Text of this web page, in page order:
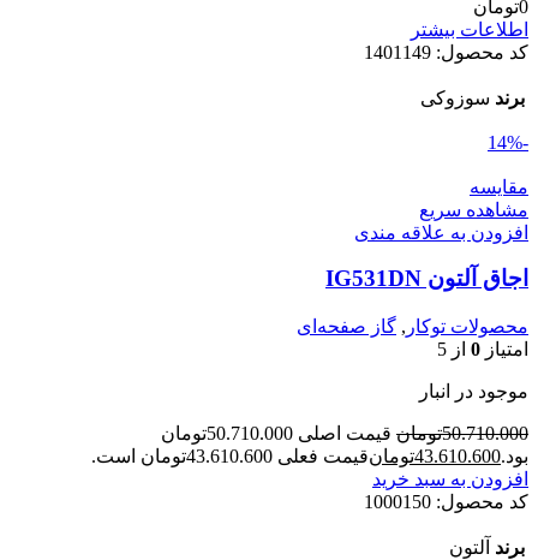
0تومان
اطلاعات بیشتر
کد محصول: 1401149
برند سوزوکی
-14%
مقایسه
مشاهده سریع
افزودن به علاقه مندی
اجاق آلتون IG531DN
محصولات توکار , گاز صفحه‌ای
امتیاز 0 از 5
موجود در انبار
50.710.000تومان
قیمت اصلی 50.710.000تومان
بود.43.610.600تومانقیمت فعلی 43.610.600تومان است.
افزودن به سبد خرید
کد محصول: 1000150
برند آلتون